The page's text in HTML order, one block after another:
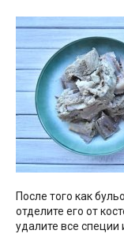
После того как
отделите его от
удалите все